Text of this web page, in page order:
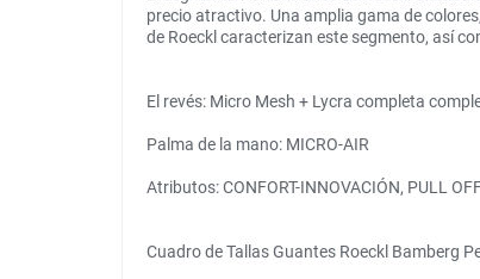
precio atractivo. Una amplia gama de
de Roeckl caracterizan este segmento, así
El revés: Micro Mesh + Lycra completa
Palma de la mano: MICRO-AIR
Atributos: CONFORT-INNOVACIÓN, PULL
Cuadro de Tallas Guantes Roeckl Bamberg